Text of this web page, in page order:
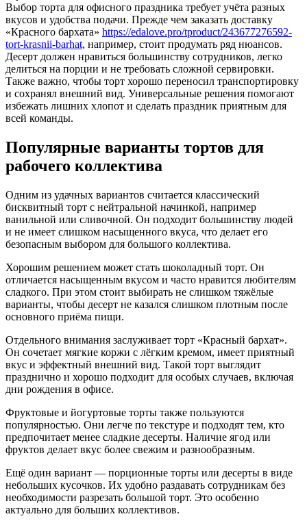
Выбор торта для офисного праздника требует учёта разных
вкусов и удобства подачи. Прежде чем заказать доставку
«Красного бархата» https://edalove.pro/tproduct/243677276592-
tort-krasnii-barhat, например, стоит продумать ряд нюансов.
Десерт должен нравиться большинству сотрудников, легко
делиться на порции и не требовать сложной сервировки.
Также важно, чтобы торт хорошо переносил транспортировку
и сохранял внешний вид. Универсальные решения помогают
избежать лишних хлопот и сделать праздник приятным для
всей команды.
Популярные варианты тортов для
рабочего коллектива
Одним из удачных вариантов считается классический
бисквитный торт с нейтральной начинкой, например
ванильной или сливочной. Он подходит большинству людей
и не имеет слишком насыщенного вкуса, что делает его
безопасным выбором для большого коллектива.
Хорошим решением может стать шоколадный торт. Он
отличается насыщенным вкусом и часто нравится любителям
сладкого. При этом стоит выбирать не слишком тяжёлые
варианты, чтобы десерт не казался слишком плотным после
основного приёма пищи.
Отдельного внимания заслуживает торт «Красный бархат».
Он сочетает мягкие коржи с лёгким кремом, имеет приятный
вкус и эффектный внешний вид. Такой торт выглядит
празднично и хорошо подходит для особых случаев, включая
дни рождения в офисе.
Фруктовые и йогуртовые торты также пользуются
популярностью. Они легче по текстуре и подходят тем, кто
предпочитает менее сладкие десерты. Наличие ягод или
фруктов делает вкус более свежим и разнообразным.
Ещё один вариант — порционные торты или десерты в виде
небольших кусочков. Их удобно раздавать сотрудникам без
необходимости разрезать большой торт. Это особенно
актуально для больших коллективов.